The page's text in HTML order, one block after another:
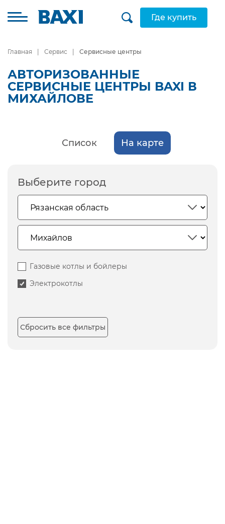
Где купить
Главная Сервис Сервисные центры
АВТОРИЗОВАННЫЕ
СЕРВИСНЫЕ ЦЕНТРЫ BAXI В
МИХАЙЛОВЕ
Список На карте
Выберите город
Газовые котлы и бойлеры
Электрокотлы
Сбросить все фильтры